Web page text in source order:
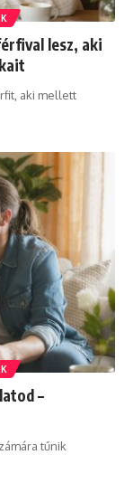
lesz, aki
aki mellett
–
tűnik